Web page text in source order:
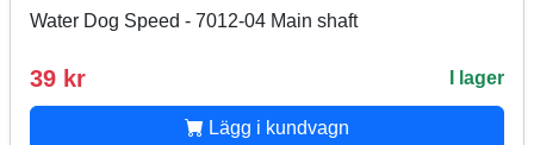
Water Dog Speed - 7012-04 Main shaft
39 kr I lager
Lägg i kundvagn